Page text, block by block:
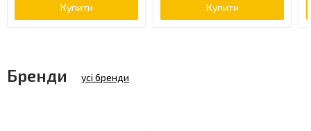
Купити Купити
Бренди усі бренди